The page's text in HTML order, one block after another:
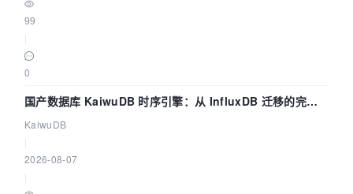
99
0
国产数据库 KaiwuDB 时序引擎：从 InfluxDB 迁移的完整
技术路径
KaiwuDB
2026-08-07